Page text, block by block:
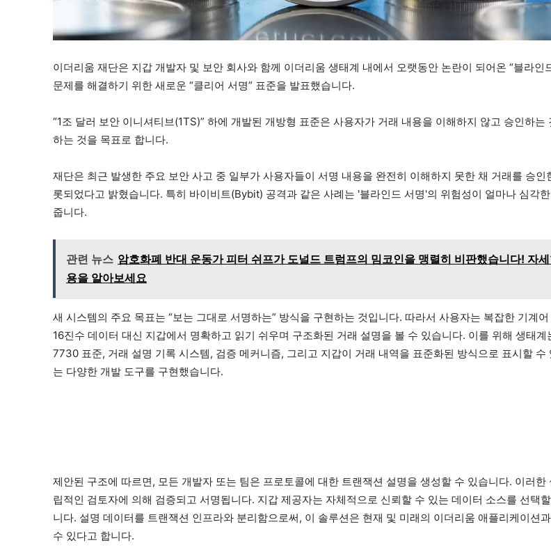
이더리움 재단은 지갑 개발자 및 보안 회사와 함께 이더리움 생태계 내에서 오랫동안 논란이 되어온 “블라인
문제를 해결하기 위한 새로운 “클리어 서명” 표준을 발표했습니다.
“1조 달러 보안 이니셔티브(1TS)” 하에 개발된 개방형 표준은 사용자가 거래 내용을 이해하지 않고 승인하는
하는 것을 목표로 합니다.
재단은 최근 발생한 주요 보안 사고 중 일부가 사용자들이 서명 내용을 완전히 이해하지 못한 채 거래를 승인
롯되었다고 밝혔습니다. 특히 바이비트(Bybit) 공격과 같은 사례는 '블라인드 서명'의 위험성이 얼마나 심각
줍니다.
관련 뉴스 암호화폐 반대 운동가 피터 쉬프가 도널드 트럼프의 밈코인을 맹렬히 비판했습니다! 자
용을 알아보세요
새 시스템의 주요 목표는 “보는 그대로 서명하는” 방식을 구현하는 것입니다. 따라서 사용자는 복잡한 기계
16진수 데이터 대신 지갑에서 명확하고 읽기 쉬우며 구조화된 거래 설명을 볼 수 있습니다. 이를 위해 생태계
7730 표준, 거래 설명 기록 시스템, 검증 메커니즘, 그리고 지갑이 거래 내역을 표준화된 방식으로 표시할 수
는 다양한 개발 도구를 구현했습니다.
제안된 구조에 따르면, 모든 개발자 또는 팀은 프로토콜에 대한 트랜잭션 설명을 생성할 수 있습니다. 이러한
립적인 검토자에 의해 검증되고 서명됩니다. 지갑 제공자는 자체적으로 신뢰할 수 있는 데이터 소스를 선택
니다. 설명 데이터를 트랜잭션 인프라와 분리함으로써, 이 솔루션은 현재 및 미래의 이더리움 애플리케이션
수 있다고 합니다.